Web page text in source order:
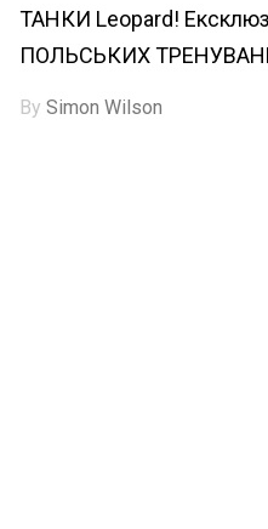
ТАНКИ Leopard!
ПОЛЬСЬКИХ
BySimon Wilson